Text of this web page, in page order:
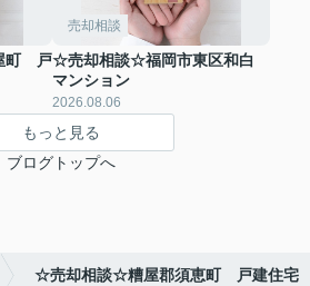
町 戸
売却相談
☆売却相談☆福岡市東区和白
マンション
2026.08.06
もっと見る
ブログトップへ
☆売却相談☆糟屋郡須恵町 戸建住宅